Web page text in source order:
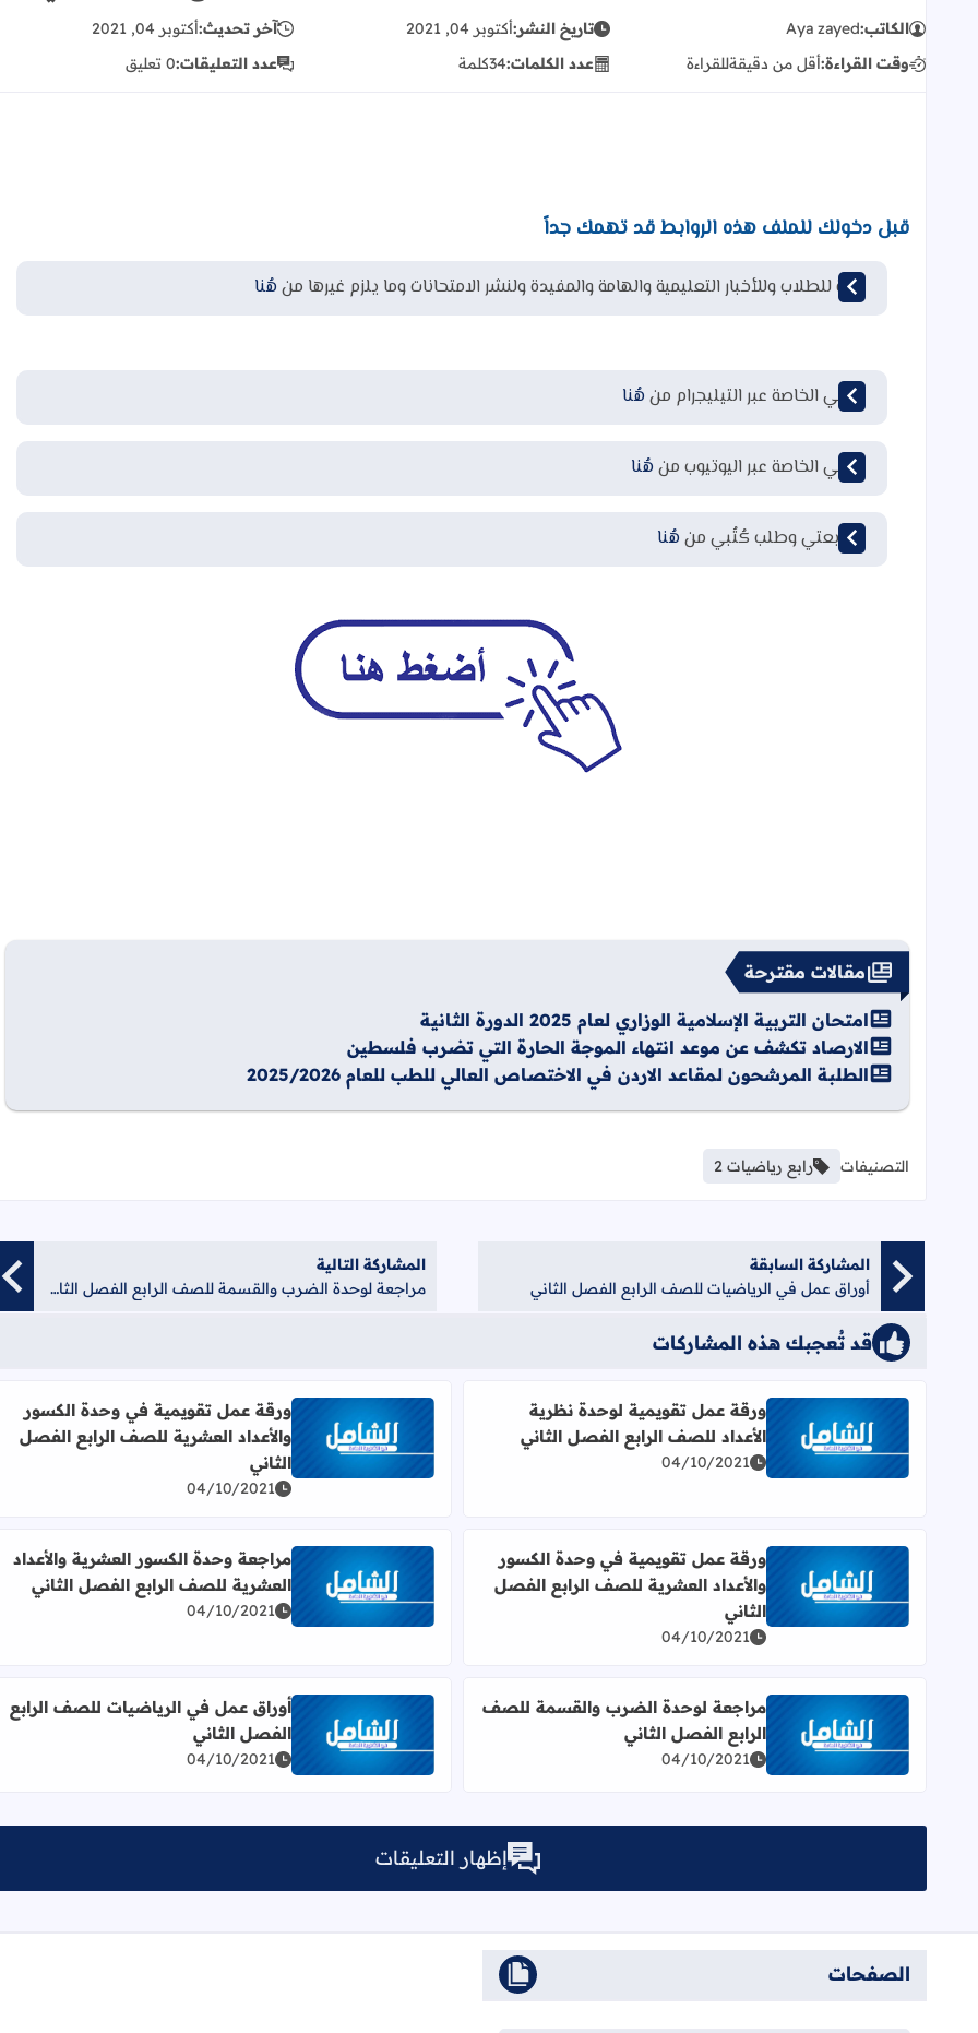
الكاتب:Aya zayed تاريخ النشر:أكتوبر 04, 2021 آخر تحديث:أكتوبر 04, 2021
وقت القراءة:أقل من دقيقةللقراءة عدد الكلمات:34كلمة عدد التعليقات:0 تعليق
قبل دخولك للملف هذه الروابط قد تهمك جداً
قناة للطلاب وللأخبار التعليمية والهامة والمفيدة ولنشر الامتحانات وما يلزم غيرها من هُنا
قناتي الخاصة عبر التيليجرام من هُنا
قناتي الخاصة عبر اليوتيوب من هُنا
لمتابعتي وطلب كُتُبي من هُنا
مقالات مقترحة
امتحان التربية الإسلامية الوزاري لعام 2025 الدورة الثانية
الارصاد تكشف عن موعد انتهاء الموجة الحارة التي تضرب فلسطين
الطلبة المرشحون لمقاعد الاردن في الاختصاص العالي للطب للعام 2025/2026
التصنيفات رابع رياضيات 2
المشاركة السابقة
أوراق عمل في الرياضيات للصف الرابع الفصل الثاني
المشاركة التالية
مراجعة لوحدة الضرب والقسمة للصف الرابع الفصل الثاني
قد تُعجبك هذه المشاركات
اقرأ المزيد عن ورقة عمل تقويمية لوحدة نظرية الأعداد للصف الرابع الفصل الثاني
ورقة عمل تقويمية لوحدة نظرية
الأعداد للصف الرابع الفصل الثاني
04/10/2021
اقرأ المزيد عن ورقة عمل تقويمية في وحدة الكسور
ورقة عمل تقويمية في وحدة الكسور
والأعداد العشرية للصف الرابع الفصل
الثاني
04/10/2021
اقرأ المزيد عن ورقة عمل تقويمية في وحدة الكسور والأعداد العشرية للصف الرابع الفصل الثاني
ورقة عمل تقويمية في وحدة الكسور
والأعداد العشرية للصف الرابع الفصل
الثاني
04/10/2021
اقرأ المزيد عن مراجعة وحدة الكسور العشرية والأعداد
مراجعة وحدة الكسور العشرية والأعداد
العشرية للصف الرابع الفصل الثاني
04/10/2021
اقرأ المزيد عن مراجعة لوحدة الضرب والقسمة للصف الرابع الفصل الثاني
مراجعة لوحدة الضرب والقسمة للصف
الرابع الفصل الثاني
04/10/2021
اقرأ المزيد عن أوراق عمل في الرياضيات للصف الرابع
أوراق عمل في الرياضيات للصف الرابع
الفصل الثاني
04/10/2021
إظهار التعليقات
الصفحات